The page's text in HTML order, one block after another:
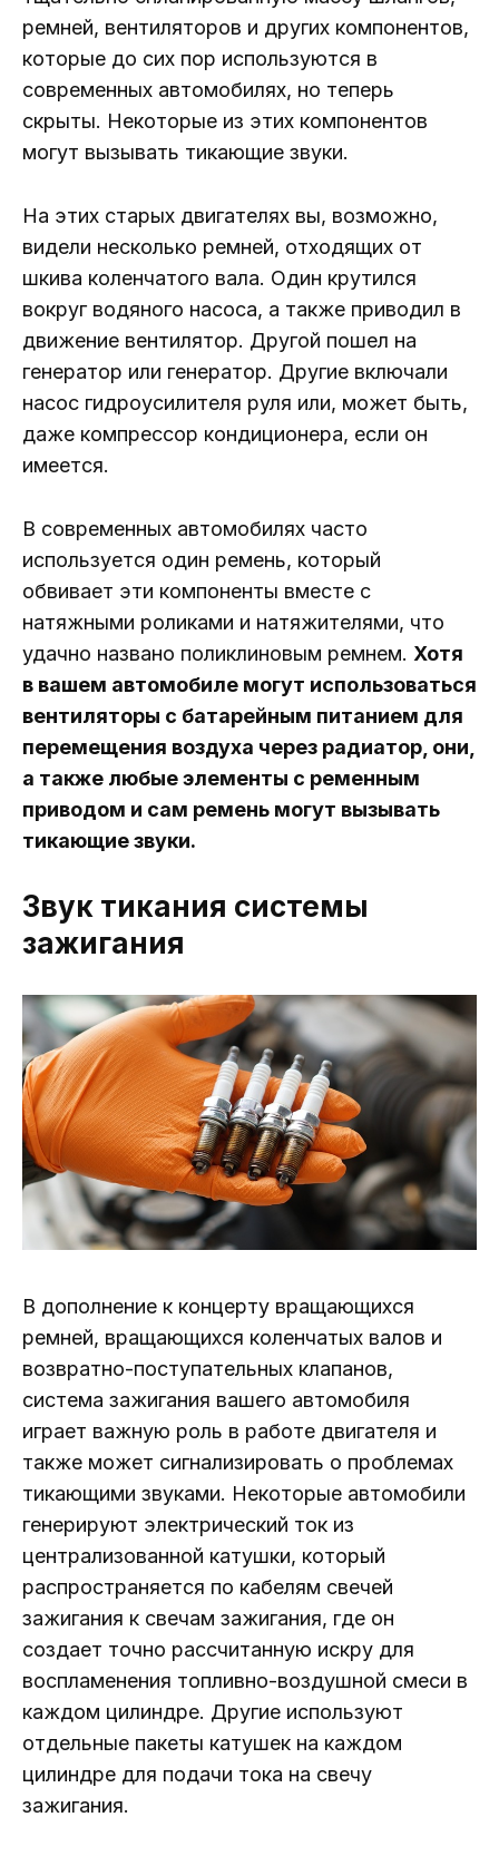
ремней, вентиляторов и других компонентов,
которые до сих пор используются в
современных автомобилях, но теперь
скрыты. Некоторые из этих компонентов
могут вызывать тикающие звуки.
На этих старых двигателях вы, возможно,
видели несколько ремней, отходящих от
шкива коленчатого вала. Один крутился
вокруг водяного насоса, а также приводил в
движение вентилятор. Другой пошел на
генератор или генератор. Другие включали
насос гидроусилителя руля или, может быть,
даже компрессор кондиционера, если он
имеется.
В современных автомобилях часто
используется один ремень, который
обвивает эти компоненты вместе с
натяжными роликами и натяжителями, что
удачно названо поликлиновым ремнем. Хотя
в вашем автомобиле могут использоваться
вентиляторы с батарейным питанием для
перемещения воздуха через радиатор, они,
а также любые элементы с ременным
приводом и сам ремень могут вызывать
тикающие звуки.
Звук тикания системы
зажигания
В дополнение к концерту вращающихся
ремней, вращающихся коленчатых валов и
возвратно-поступательных клапанов,
система зажигания вашего автомобиля
играет важную роль в работе двигателя и
также может сигнализировать о проблемах
тикающими звуками. Некоторые автомобили
генерируют электрический ток из
централизованной катушки, который
распространяется по кабелям свечей
зажигания к свечам зажигания, где он
создает точно рассчитанную искру для
воспламенения топливно-воздушной смеси в
каждом цилиндре. Другие используют
отдельные пакеты катушек на каждом
цилиндре для подачи тока на свечу
зажигания.